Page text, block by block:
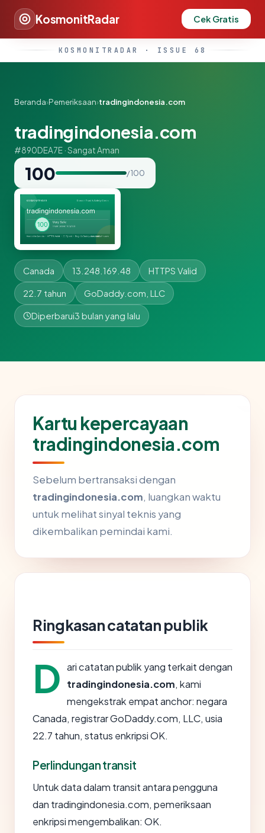
KosmonitRadar Cek Gratis
KOSMONITRADAR · ISSUE 68
Beranda›Pemeriksaan›tradingindonesia.com
tradingindonesia.com
#890DEA7E · Sangat Aman
100 / 100
Canada 13.248.169.48 HTTPS Valid
22.7 tahun GoDaddy.com, LLC
Diperbarui3 bulan yang lalu
Kartu kepercayaan
tradingindonesia.com
Sebelum bertransaksi dengan
tradingindonesia.com, luangkan waktu
untuk melihat sinyal teknis yang
dikembalikan pemindai kami.
Ringkasan catatan publik
D ari catatan publik yang terkait dengan
tradingindonesia.com, kami
mengekstrak empat anchor: negara
Canada, registrar GoDaddy.com, LLC, usia
22.7 tahun, status enkripsi OK.
Perlindungan transit
Untuk data dalam transit antara pengguna
dan tradingindonesia.com, pemeriksaan
enkripsi mengembalikan: OK.